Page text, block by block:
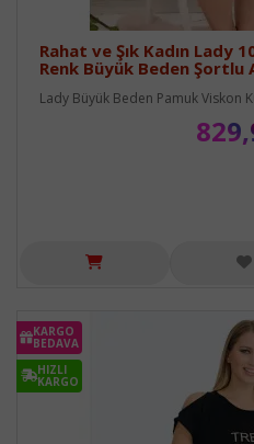
Rahat ve Şık Kadın Lady
Renk Büyük Beden Şortlu
Lady Büyük Beden Pamuk Viskon
KARGO
BEDAVA
HIZLI
KARGO